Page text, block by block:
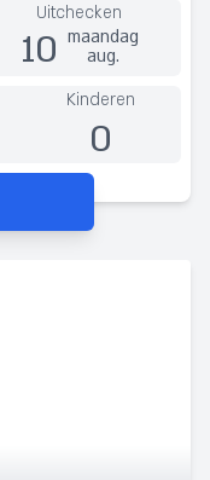
Uitchecken
10 maandag
aug.
Kinderen
0